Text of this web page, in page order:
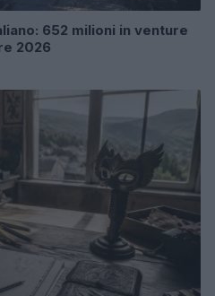
652 milioni in venture
2026